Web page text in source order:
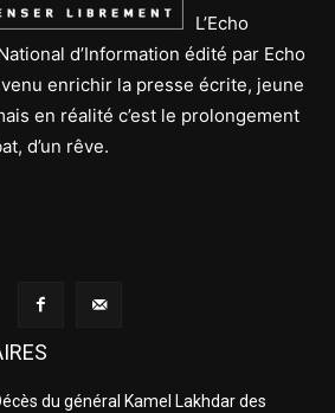
L’Echo
d’Information édité par Echo
enrichir la presse écrite, jeune
en réalité c’est le prolongement
d’un rêve.
du général Kamel Lakhdar des